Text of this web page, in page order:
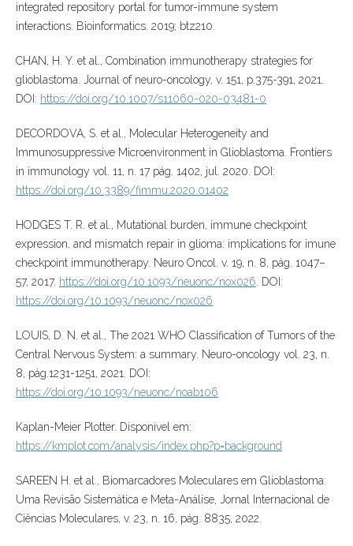
integrated repository portal for tumor-immune system
interactions. Bioinformatics. 2019; btz210.
CHAN, H. Y. et al., Combination immunotherapy strategies for
glioblastoma. Journal of neuro-oncology, v. 151, p.375-391, 2021.
DOI: https://doi.org/10.1007/s11060-020-03481-0
DECORDOVA, S. et al., Molecular Heterogeneity and
Immunosuppressive Microenvironment in Glioblastoma. Frontiers
in immunology vol. 11, n. 17 pág. 1402, jul. 2020. DOI:
https://doi.org/10.3389/fimmu.2020.01402
HODGES T. R. et al., Mutational burden, immune checkpoint
expression, and mismatch repair in glioma: implications for imune
checkpoint immunotherapy. Neuro Oncol. v. 19, n. 8, pág. 1047–
57, 2017. https://doi.org/10.1093/neuonc/nox026 . DOI:
https://doi.org/10.1093/neuonc/nox026
LOUIS, D. N. et al., The 2021 WHO Classification of Tumors of the
Central Nervous System: a summary. Neuro-oncology vol. 23, n.
8, pág.1231-1251, 2021. DOI:
https://doi.org/10.1093/neuonc/noab106
Kaplan-Meier Plotter. Disponível em:
https://kmplot.com/analysis/index.php?p=background
SAREEN H. et al., Biomarcadores Moleculares em Glioblastoma:
Uma Revisão Sistemática e Meta-Análise, Jornal Internacional de
Ciências Moleculares, v. 23, n. 16, pág. 8835, 2022.